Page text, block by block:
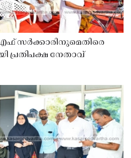
സർക്കാരിനുമെതിരെ
പ്രതിപക്ഷ നേതാവ്